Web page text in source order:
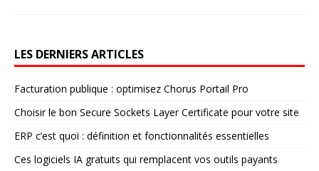
LES DERNIERS ARTICLES
Facturation publique : optimisez Chorus Portail Pro
Choisir le bon Secure Sockets Layer Certificate pour votre site
ERP c’est quoi : définition et fonctionnalités essentielles
Ces logiciels IA gratuits qui remplacent vos outils payants